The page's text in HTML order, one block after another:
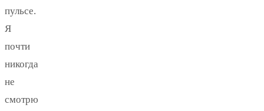
пульсе.
Я
почти
никогда
не
смотрю